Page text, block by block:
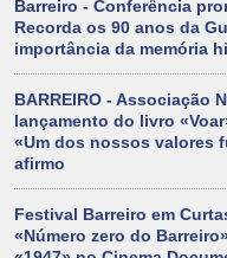
Barreiro - Conferência
Recorda os 90 anos da
importância da memória
BARREIRO - Associação
lançamento do livro
«Um dos nossos valores
afirmo
Festival Barreiro em
«Número zero do